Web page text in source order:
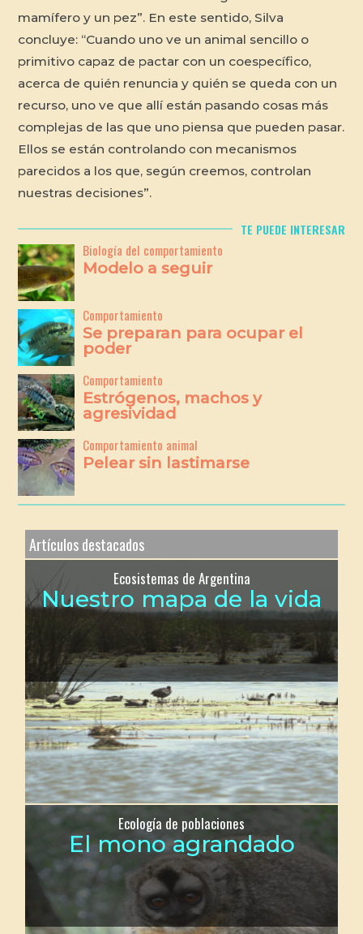
mamífero y un pez”. En este sentido, Silva
concluye: “Cuando uno ve un animal sencillo o
primitivo capaz de pactar con un coespecífico,
acerca de quién renuncia y quién se queda con un
recurso, uno ve que allí están pasando cosas más
complejas de las que uno piensa que pueden pasar.
Ellos se están controlando con mecanismos
parecidos a los que, según creemos, controlan
nuestras decisiones”.
TE PUEDE INTERESAR
Biología del comportamiento
Modelo a seguir
Comportamiento
Se preparan para ocupar el
poder
Comportamiento
Estrógenos, machos y
agresividad
Comportamiento animal
Pelear sin lastimarse
Artículos destacados
Ecosistemas de Argentina
Nuestro mapa de la vida
Ecología de poblaciones
El mono agrandado